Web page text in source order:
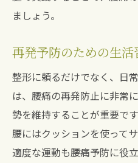
ましょう。
再発予防のための生活
整形に頼るだけでなく、日
は、腰痛の再発防止に非常
勢を維持することが重要で
腰にはクッションを使って
適度な運動も腰痛予防に役